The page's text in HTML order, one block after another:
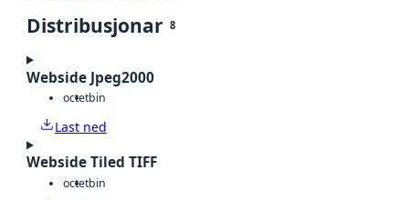
Distribusjonar 8
Webside Jpeg2000
octetbin
Last ned
Webside Tiled TIFF
octetbin